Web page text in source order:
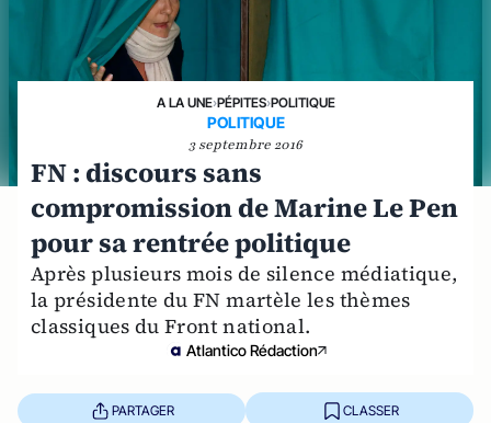
A LA UNE›PÉPITES›POLITIQUE
POLITIQUE
3 septembre 2016
FN : discours sans
compromission de Marine Le Pen
pour sa rentrée politique
Après plusieurs mois de silence médiatique,
la présidente du FN martèle les thèmes
classiques du Front national.
Atlantico Rédaction
PARTAGER CLASSER